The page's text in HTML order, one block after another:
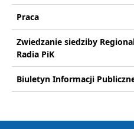
Praca
Zwiedzanie siedziby
Radia PiK
Biuletyn Informacji